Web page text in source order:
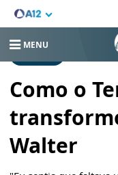
MENU
Como o
Walter